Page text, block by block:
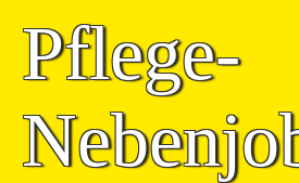
Pflege-